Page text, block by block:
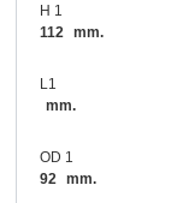
H 1
112
mm.
L1
mm.
OD 1
92
mm.